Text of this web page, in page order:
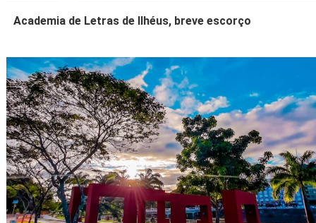
Academia de Letras de Ilhéus, breve escorço